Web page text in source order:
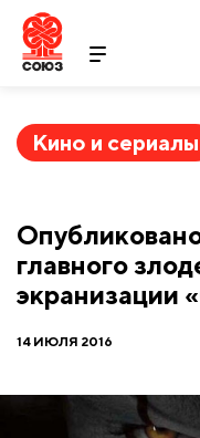
Кино и сериалы
главного
экранизации
14 ИЮЛЯ 2016